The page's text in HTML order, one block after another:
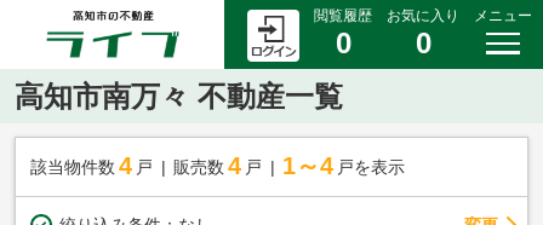
閲覧履歴
0
お気に入り
0
メニュー
高知市南万々 不動産一覧
該当物件数 4 戸 販売数 4 戸 1～4 戸を表示